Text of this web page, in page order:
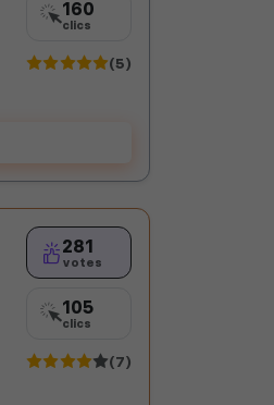
160
clics
(5)
281
votes
105
clics
(7)